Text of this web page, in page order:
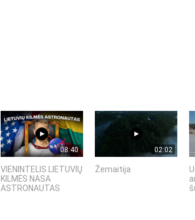
08:40
VIENINTELIS LIETUVIŲ
KILMĖS NASA
ASTRONAUTAS
02:02
Žemaitija